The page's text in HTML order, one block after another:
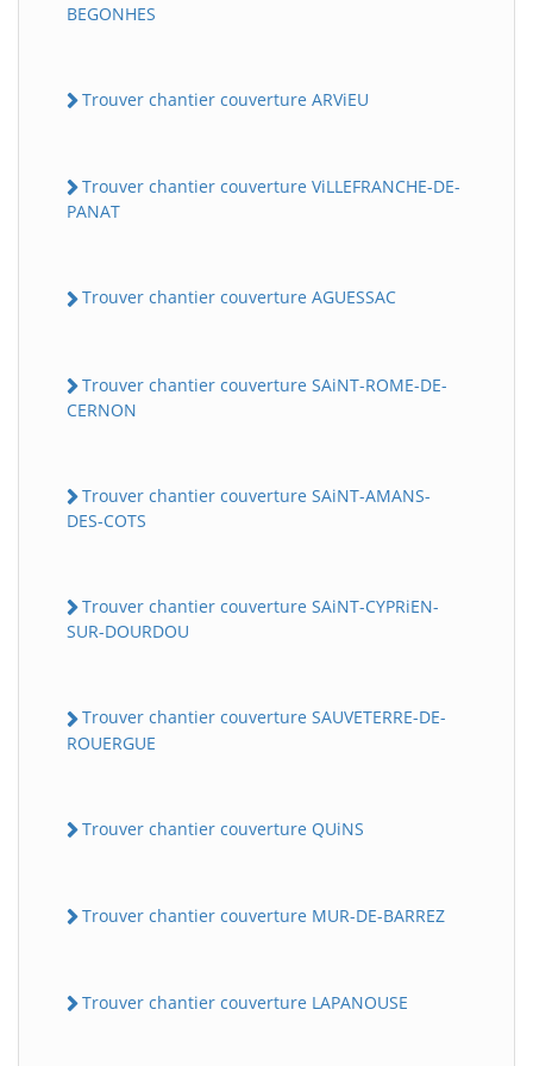
BEGONHES
Trouver chantier couverture ARViEU
Trouver chantier couverture ViLLEFRANCHE-DE-
PANAT
Trouver chantier couverture AGUESSAC
Trouver chantier couverture SAiNT-ROME-DE-
CERNON
Trouver chantier couverture SAiNT-AMANS-
DES-COTS
Trouver chantier couverture SAiNT-CYPRiEN-
SUR-DOURDOU
Trouver chantier couverture SAUVETERRE-DE-
ROUERGUE
Trouver chantier couverture QUiNS
Trouver chantier couverture MUR-DE-BARREZ
Trouver chantier couverture LAPANOUSE